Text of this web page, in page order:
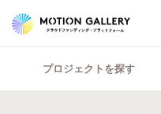
プロジェクトを探す